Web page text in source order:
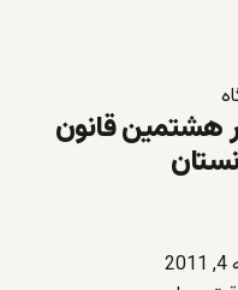
هشتمین قانون